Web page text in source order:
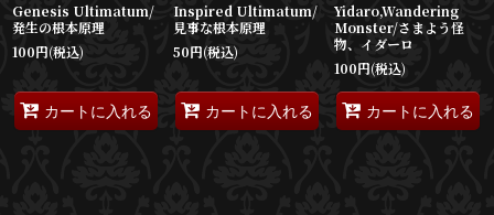
Genesis Ultimatum/
発生の根本原理
100円(税込)
カートに入れる
Inspired Ultimatum/
見事な根本原理
50円(税込)
カートに入れる
Yidaro,Wandering
Monster/さまよう怪
物、イダーロ
100円(税込)
カートに入れる